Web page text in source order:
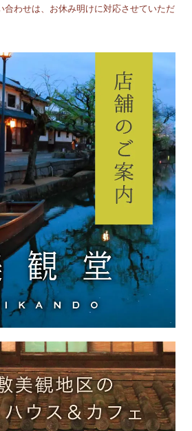
合わせは、お休み明けに対応させていただ